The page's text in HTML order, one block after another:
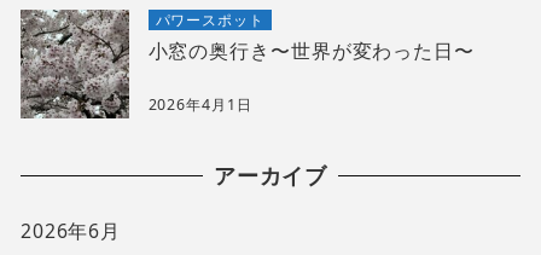
パワースポット
小窓の奥行き〜世界が変わった日〜
2026年4月1日
アーカイブ
2026年6月